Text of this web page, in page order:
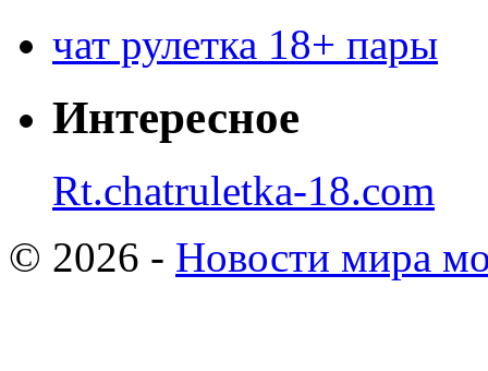
чат рулетка 18+ пары
Интересное
Rt.chatruletka-18.com
© 2026 - Новости мира